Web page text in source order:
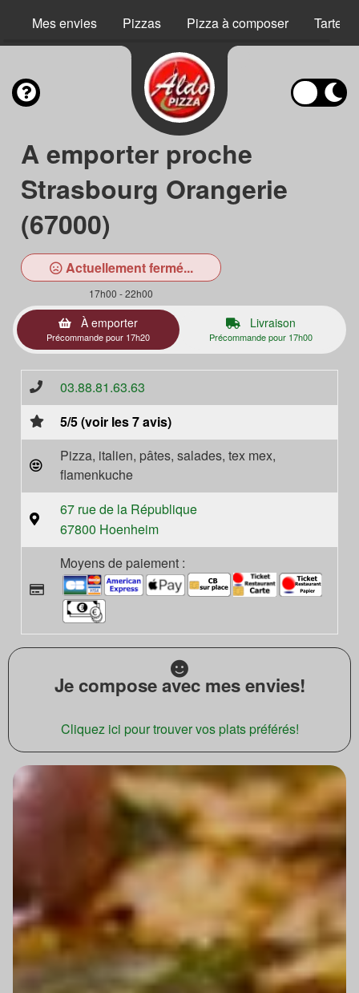
Mes envies Pizzas Pizza à composer Tartes
A emporter proche
Strasbourg Orangerie
(67000)
Actuellement fermé...
17h00 - 22h00
À emporter
Précommande pour 17h20
Livraison
Précommande pour 17h00
03.88.81.63.63
5/5 (voir les 7 avis)
Pizza, italien, pâtes, salades, tex mex,
flamenkuche
67 rue de la République
67800 Hoenheim
Moyens de paiement :
Je compose avec mes envies!
Cliquez ici pour trouver vos plats préférés!